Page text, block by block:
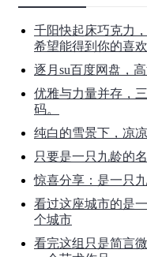
千阳快起床巧克力
希望能得到你的喜欢
逐月su百度网盘，
优雅与力量并存，
码。
纯白的雪景下，凉
只要是一只九龄的
惊喜分享：是一只
看过这座城市的是
个城市
看完这组只是简言